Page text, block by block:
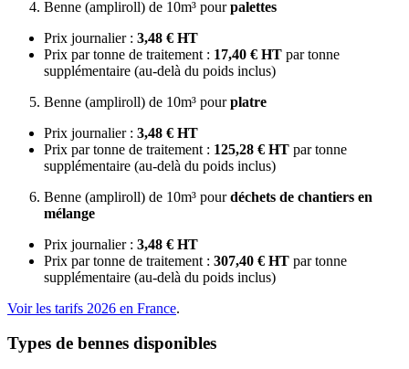
Benne (ampliroll) de 10m³ pourpalettes
Prix journalier : 3,48 € HT
Prix par tonne de traitement : 17,40 € HT par tonne
supplémentaire (au-delà du poids inclus)
Benne (ampliroll) de 10m³ pourplatre
Prix journalier : 3,48 € HT
Prix par tonne de traitement : 125,28 € HT par tonne
supplémentaire (au-delà du poids inclus)
Benne (ampliroll) de 10m³ pourdéchets de chantiers en
mélange
Prix journalier : 3,48 € HT
Prix par tonne de traitement : 307,40 € HT par tonne
supplémentaire (au-delà du poids inclus)
Voir les tarifs 2026 en France.
Types de bennes disponibles